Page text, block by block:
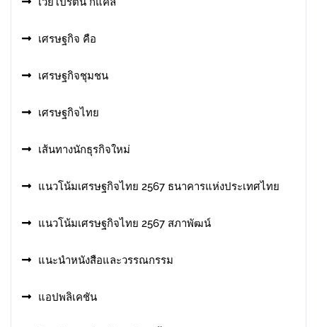
เศรษฐกิจ คือ
เศรษฐกิจชุมชน
เศรษฐกิจไทย
เส้นทางนักธุรกิจใหม่
แนวโน้มเศรษฐกิจไทย 2567 ธนาคารแห่งประเทศไทย
แนวโน้มเศรษฐกิจไทย 2567 สภาพัฒน์
แนะนำหนังสือและวรรณกรรม
แอปพลิเคชัน